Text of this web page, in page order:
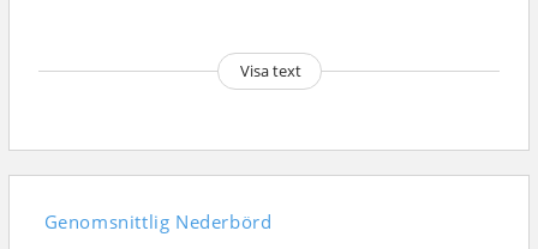
Visa text
Genomsnittlig Nederbörd